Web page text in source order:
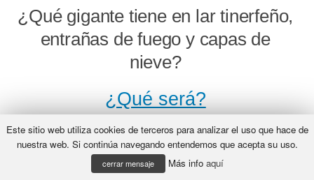
¿Qué gigante tiene en lar tinerfeño,
entrañas de fuego y capas de
nieve?
¿Qué será?
A España la parte en dos y también
Este sitio web utiliza cookies de terceros para analizar el uso que hace de
nuestra web. Si continúa navegando entendemos que acepta su uso.
cerrar mensaje Más info aquí